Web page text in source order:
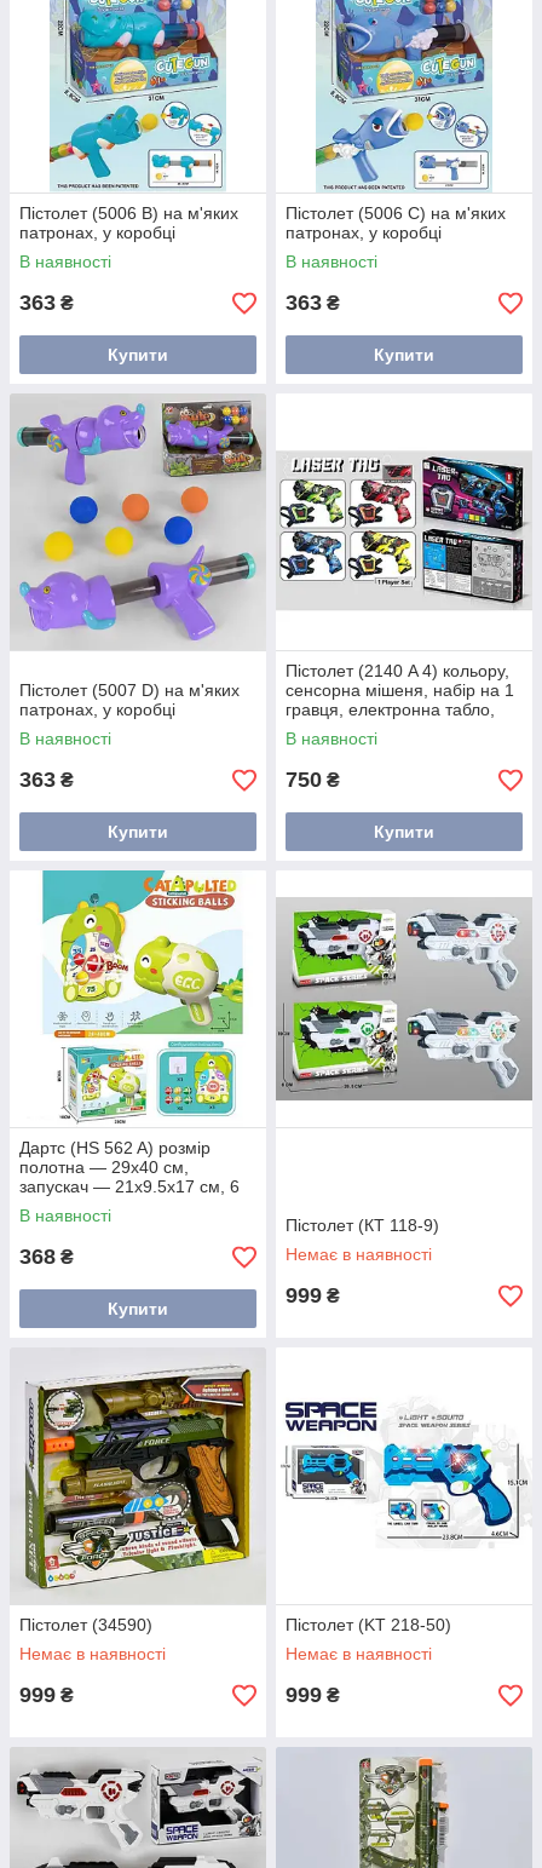
Пістолет (5006 B) на м'яких
патронах, у коробці
В наявності
363 ₴
Купити
Пістолет (5006 C) на м'яких
патронах, у коробці
В наявності
363 ₴
Купити
Пістолет (5007 D) на м'яких
патронах, у коробці
В наявності
363 ₴
Купити
Пістолет (2140 A 4) кольору,
сенсорна мішеня, набір на 1
гравця, електронна табло,
підсвітка, озвучення. англ.
мовою, у коробці,
В наявності
750 ₴
Купити
Дартс (HS 562 A) розмір
полотна — 29х40 см,
запускач — 21х9.5х17 см, 6
кульок із липучками, гачок, у
коробці
В наявності
368 ₴
Купити
Пістолет (КТ 118-9)
Немає в наявності
999 ₴
Пістолет (34590)
Немає в наявності
999 ₴
Пістолет (KT 218-50)
Немає в наявності
999 ₴